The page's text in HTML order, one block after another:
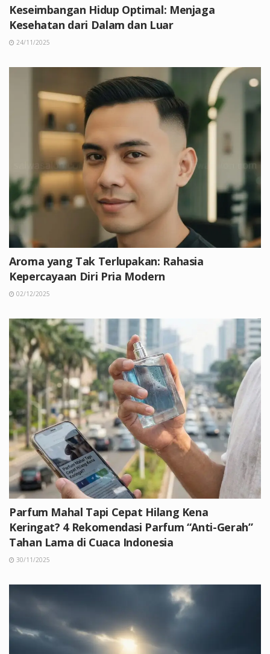
Keseimbangan Hidup Optimal: Menjaga
Kesehatan dari Dalam dan Luar
24/11/2025
Aroma yang Tak Terlupakan: Rahasia
Kepercayaan Diri Pria Modern
02/12/2025
Parfum Mahal Tapi Cepat Hilang Kena
Keringat? 4 Rekomendasi Parfum “Anti-Gerah”
Tahan Lama di Cuaca Indonesia
30/11/2025